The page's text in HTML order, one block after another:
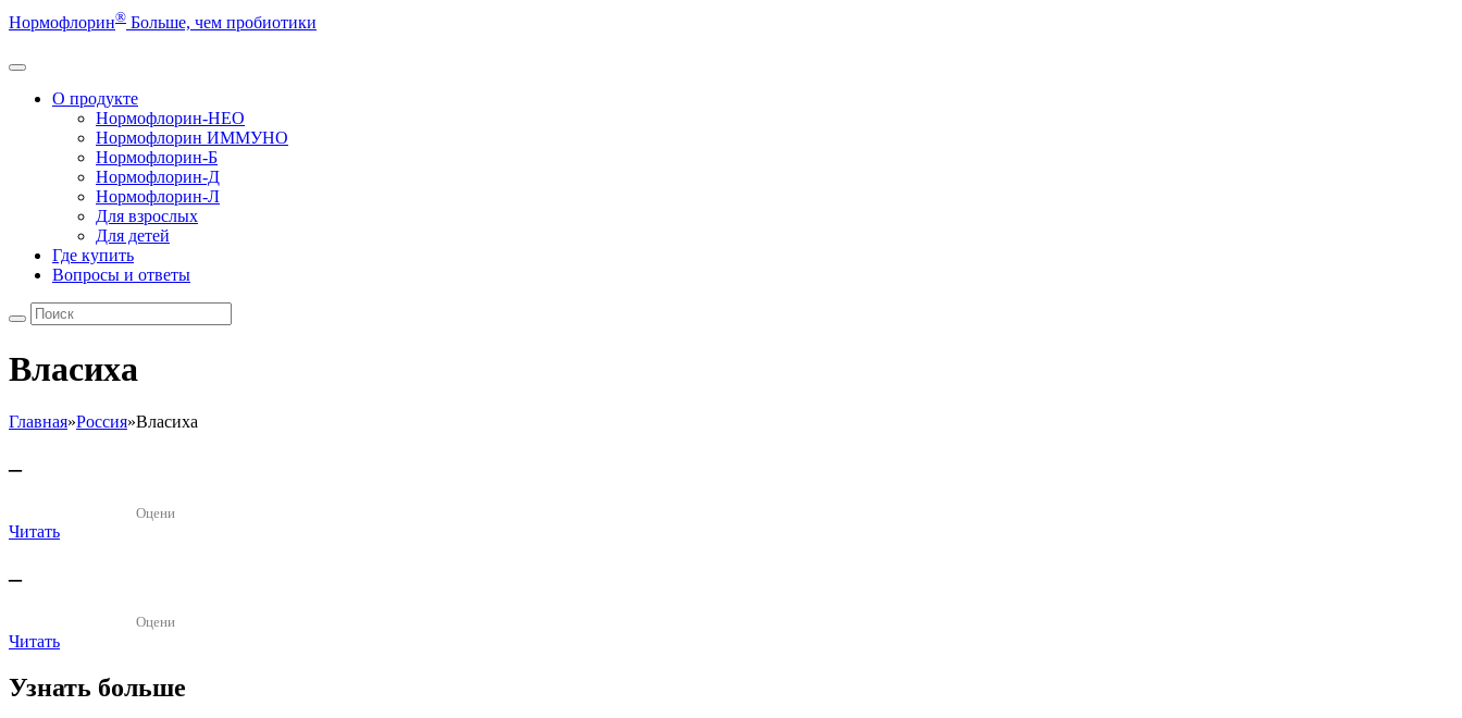
Нормофлорин® Больше, чем пробиотики
О продукте
Нормофлорин-НЕО
Нормофлорин ИММУНО
Нормофлорин-Б
Нормофлорин-Д
Нормофлорин-Л
Для взрослых
Для детей
Где купить
Вопросы и ответы
Власиха
Главная»Россия»Власиха
–
Оцени
Читать
–
Оцени
Читать
Узнать больше